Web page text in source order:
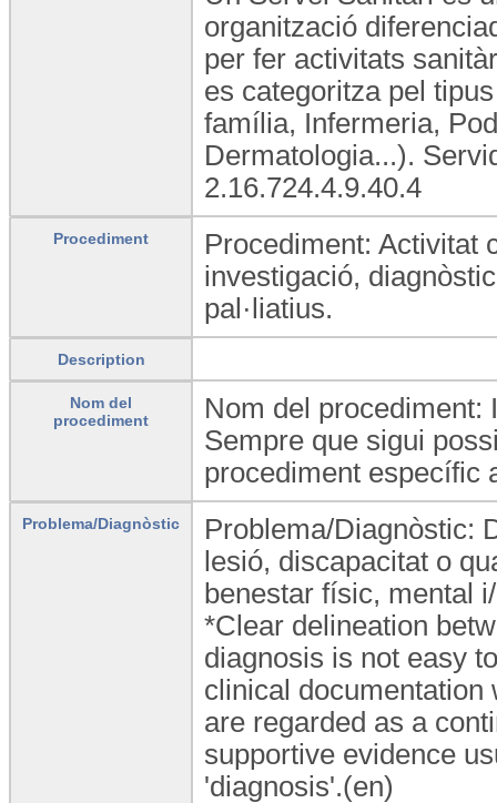
organització
per fer activitats
es categoritza pel
família, Infermeria,
Dermatologia...).
2.16.724.4.9.40.4
Procediment
Procediment: Activitat
investigació,
pal·liatius.
Description
Nom del
procediment
Nom del procediment:
Sempre que sigui
procediment específic
Problema/Diagnòstic
Problema/Diagnòstic:
lesió, discapacitat o
benestar físic, mental
*Clear delineation
diagnosis is not easy
clinical documentation
are regarded as a
supportive evidence
'diagnosis'.(en)